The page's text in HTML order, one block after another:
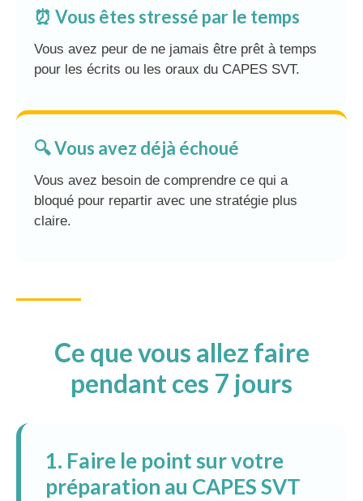
⏰ Vous êtes stressé par le temps
Vous avez peur de ne jamais être prêt à temps
pour les écrits ou les oraux du CAPES SVT.
🔍 Vous avez déjà échoué
Vous avez besoin de comprendre ce qui a
bloqué pour repartir avec une stratégie plus
claire.
Ce que vous allez faire
pendant ces 7 jours
1. Faire le point sur votre
préparation au CAPES SVT